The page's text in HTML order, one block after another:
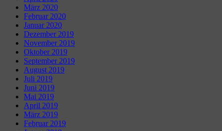
März 2020
Februar 2020
Januar 2020
Dezember 2019
November 2019
Oktober 2019
September 2019
August 2019
Juli 2019
Juni 2019
Mai 2019
April 2019
März 2019
Februar 2019